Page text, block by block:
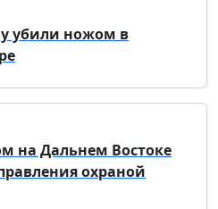
убили ножом в
на Дальнем Востоке
охраной